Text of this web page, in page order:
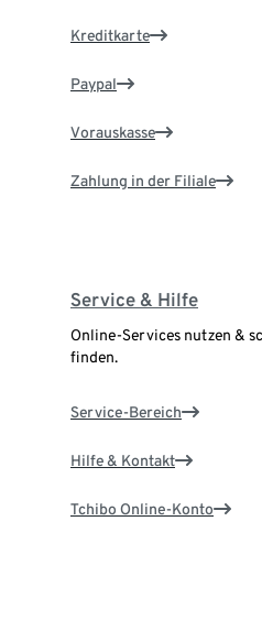
Kreditkarte
Paypal
Vorauskasse
Zahlung in der Filiale
Service & Hilfe
Online-Services nutzen &
finden.
Service-Bereich
Hilfe & Kontakt
Tchibo Online-Konto